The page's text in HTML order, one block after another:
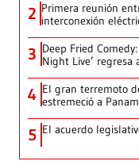
2 Primera reunión
interconexión
3 Deep Fried
Night Live’ regresa
4 El gran terremoto
estremeció a
5 El acuerdo